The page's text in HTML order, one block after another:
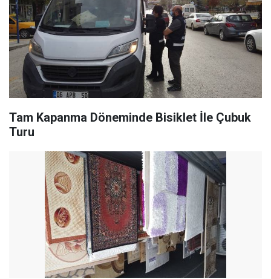
Tam Kapanma Döneminde Bisiklet İle Çubuk
Turu